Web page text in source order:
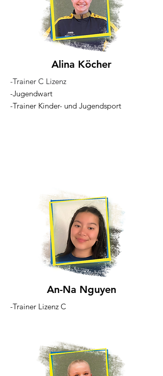
Alina Köcher
-Trainer C Lizenz
-Jugendwart
-Trainer Kinder- und Jugendsport
An-Na Nguyen
-Trainer Lizenz C